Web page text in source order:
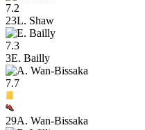
7.2
23L. Shaw
7.3
3E. Bailly
7.7
29A. Wan-Bissaka